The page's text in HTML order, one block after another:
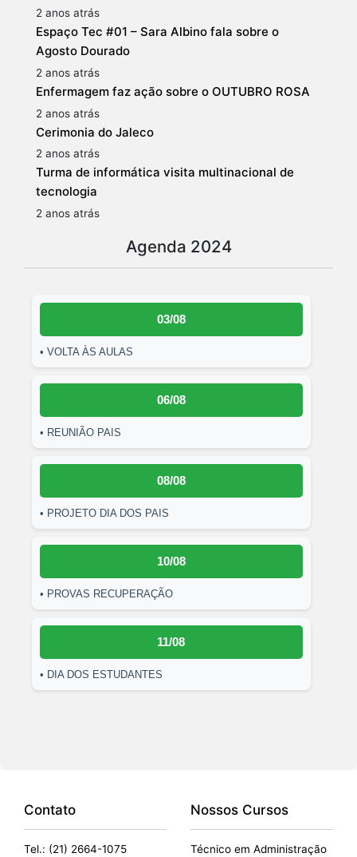
2 anos atrás
Espaço Tec #01 – Sara Albino fala sobre o
Agosto Dourado
2 anos atrás
Enfermagem faz ação sobre o OUTUBRO ROSA
2 anos atrás
Cerimonia do Jaleco
2 anos atrás
Turma de informática visita multinacional de
tecnologia
2 anos atrás
Agenda 2024
03/08
• VOLTA ÀS AULAS
06/08
• REUNIÃO PAIS
08/08
• PROJETO DIA DOS PAIS
10/08
• PROVAS RECUPERAÇÃO
11/08
• DIA DOS ESTUDANTES
Contato
Tel.: (21) 2664-1075
Nossos Cursos
Técnico em Administração